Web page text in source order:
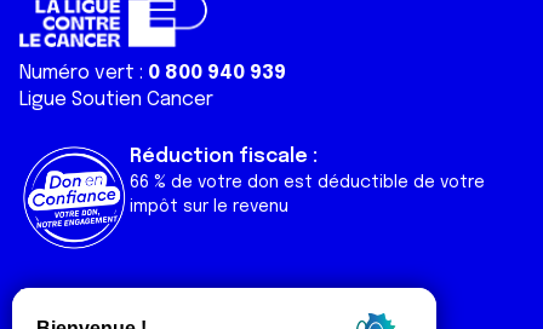
Numéro vert : 0 800 940 939
Ligue Soutien Cancer
Réduction fiscale :
66 % de votre don est déductible de votre
impôt sur le revenu
Liens utiles